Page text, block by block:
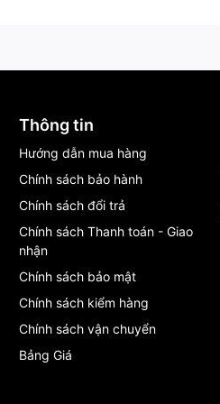
Thông tin
Hướng dẫn mua hàng
Chính sách bảo hành
Chính sách đổi trả
Chính sách Thanh toán - Giao
nhận
Chính sách bảo mật
Chính sách kiểm hàng
Chính sách vận chuyển
Bảng Giá